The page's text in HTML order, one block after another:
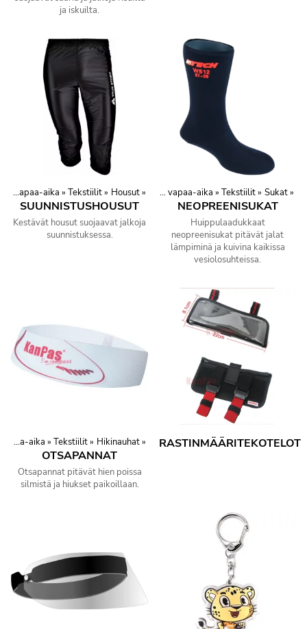
ja iskuilta.
Urheilu ja vapaa-aika ‪» Tekstiilit‪» Housut‪»
SUUNNISTUSHOUSUT
Kestävät housut suojaavat jalkoja
suunnistuksessa.
Tuotteet‪» Urheilu ja vapaa-aika ‪» Tekstiilit‪» Sukat‪»
NEOPREENISUKAT
Huippulaadukkaat
neopreenisukat pitävät jalat
lämpiminä ja kuivina kaikissa
vesiolosuhteissa.
Urheilu ja vapaa-aika ‪» Tekstiilit‪» Hikinauhat‪»
OTSAPANNAT
Otsapannat pitävät hien poissa
silmistä ja hiukset paikoillaan.
RASTINMÄÄRITEKOTELOT